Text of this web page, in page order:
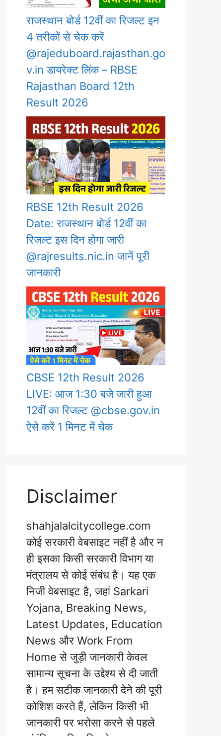
राजस्थान बोर्ड 12वीं का रिजल्ट इन
4 तरीकों से चेक करें
@rajeduboard.rajasthan.go
v.in डायरेक्ट लिंक – RBSE
Rajasthan Board 12th
Result 2026
RBSE 12th Result 2026
Date: राजस्थान बोर्ड 12वीं का
रिजल्ट इस दिन होगा जारी
@rajresults.nic.in जानें पूरी
जानकारी
CBSE 12th Result 2026
LIVE: आज 1:30 बजे जारी हुआ
12वीं का रिजल्ट @cbse.gov.in
ऐसे करें 1 मिनट में चेक
Disclaimer
shahjalalcitycollege.com
कोई सरकारी वेबसाइट नहीं है और न
ही इसका किसी सरकारी विभाग या
मंत्रालय से कोई संबंध है। यह एक
निजी वेबसाइट है, जहां Sarkari
Yojana, Breaking News,
Latest Updates, Education
News और Work From
Home से जुड़ी जानकारी केवल
सामान्य सूचना के उद्देश्य से दी जाती
है। हम सटीक जानकारी देने की पूरी
कोशिश करते हैं, लेकिन किसी भी
जानकारी पर भरोसा करने से पहले